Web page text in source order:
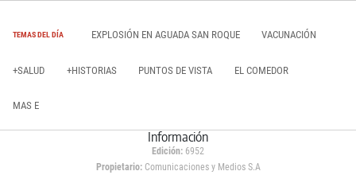
TEMAS DEL DÍA EXPLOSIÓN EN AGUADA SAN ROQUE VACUNACIÓN
+SALUD +HISTORIAS PUNTOS DE VISTA EL COMEDOR
MAS E
Información
Edición: 6952
Propietario:Comunicaciones y Medios S.A